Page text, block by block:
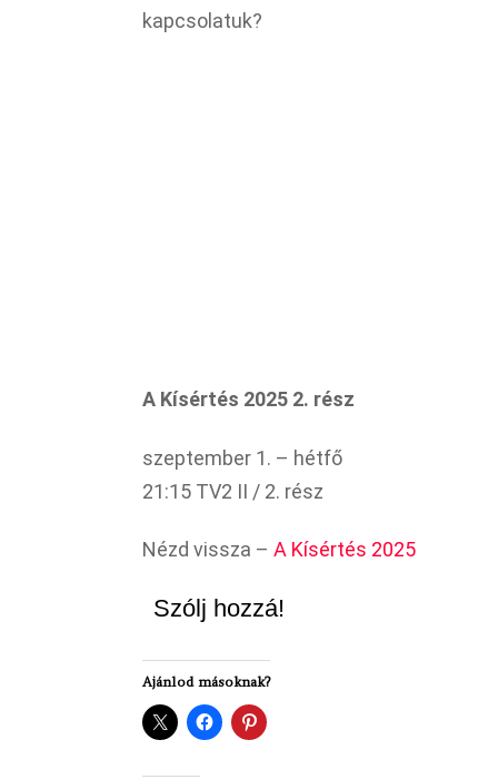
kapcsolatuk?
A Kísértés 2025 2. rész
szeptember 1. – hétfő
21:15 TV2 II / 2. rész
Nézd vissza – A Kísértés 2025
Szólj hozzá!
Ajánlod másoknak?